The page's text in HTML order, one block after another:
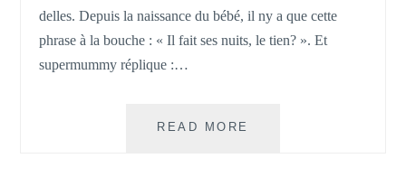
delles. Depuis la naissance du bébé, il ny a que cette
phrase à la bouche : « Il fait ses nuits, le tien? ». Et
supermummy réplique :…
READ MORE